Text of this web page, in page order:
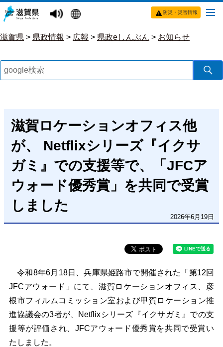
防災・災害情報
滋賀県 > 県政情報 > 広報 > 県政eしんぶん > お知らせ
滋賀ロケーションオフィス他
が、 Netflixシリーズ『イクサ
ガミ』での支援等で、「JFCア
ウォード優秀賞」を共同で受賞
しました
2026年6月19日
令和8年6月18日、兵庫県姫路市で開催された「第12回
JFCアウォード」にて、滋賀ロケーションオフィス、彦
根市フィルムコミッション室および甲賀ロケーション推
進協議会の3者が、Netflixシリーズ『イクサガミ』での支
援等が評価され、JFCアウォード優秀賞を共同で受賞い
たしました。